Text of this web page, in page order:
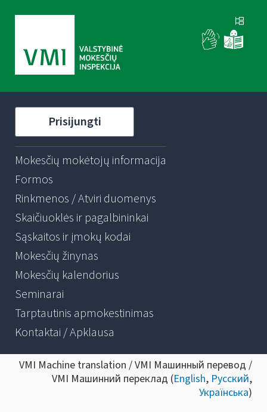
Prisijungti
Mokesčių mokėtojų informacija
Formos
Rinkmenos / Atviri duomenys
Skaičiuoklės ir pagalbininkai
Sąskaitos ir įmokų kodai
Mokesčių žinynas
Mokesčių kalendorius
Seminarai
Tarptautinis apmokestinimas
Kontaktai / Apklausa
VMI Machine translation / VMI Машинный перевод /
VMI Машинний переклад (English, Русский,
Українська)